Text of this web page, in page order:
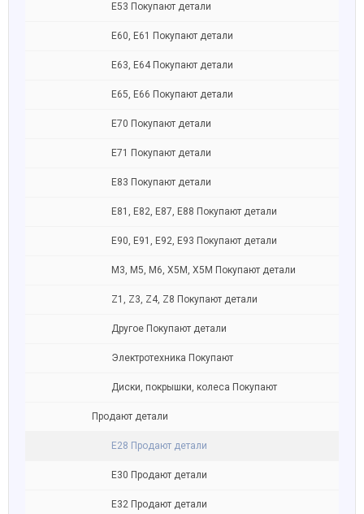
Е53 Покупают детали
Е60, Е61 Покупают детали
Е63, E64 Покупают детали
Е65, E66 Покупают детали
Е70 Покупают детали
Е71 Покупают детали
Е83 Покупают детали
E81, E82, E87, E88 Покупают детали
Е90, E91, E92, E93 Покупают детали
M3, M5, M6, X5M, X5M Покупают детали
Z1, Z3, Z4, Z8 Покупают детали
Другое Покупают детали
Электротехника Покупают
Диски, покрышки, колеса Покупают
Продают детали
Е28 Продают детали
Е30 Продают детали
Е32 Продают детали